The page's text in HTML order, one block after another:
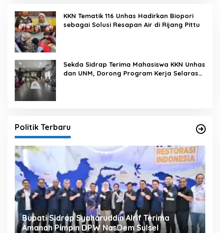
KKN Tematik 116 Unhas Hadirkan Biopori
sebagai Solusi Resapan Air di Rijang Pittu
Sekda Sidrap Terima Mahasiswa KKN Unhas
dan UNM, Dorong Program Kerja Selaras
Politik Terbaru
Bupati Sidrap Syaharuddin Alrif Terima
Amanah Pimpin DPW NasDem Sulsel